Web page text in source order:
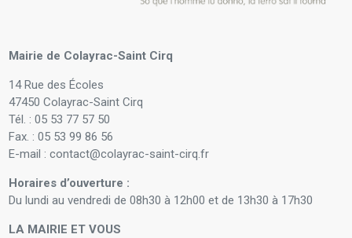
Mairie de Colayrac-Saint Cirq
14 Rue des Écoles
47450 Colayrac-Saint Cirq
Tél. : 05 53 77 57 50
Fax. : 05 53 99 86 56
E-mail : contact@colayrac-saint-cirq.fr
Horaires d’ouverture :
Du lundi au vendredi de 08h30 à 12h00 et de 13h30 à 17h30
LA MAIRIE ET VOUS